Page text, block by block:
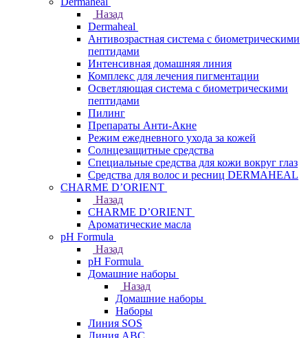
Назад
Dermaheal
Антивозрастная система с биометрическими
пептидами
Интенсивная домашняя линия
Комплекс для лечения пигментации
Осветляющая система с биометрическими
пептидами
Пилинг
Препараты Анти-Акне
Режим ежедневного ухода за кожей
Солнцезащитные средства
Специальные средства для кожи вокруг глаз
Средства для волос и ресниц DERMAHEAL
CHARME D’ORIENT
Назад
CHARME D’ORIENT
Ароматические масла
pH Formula
Назад
pH Formula
Домашние наборы
Назад
Домашние наборы
Наборы
Линия SOS
Линия АВС